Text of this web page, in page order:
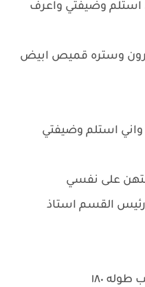
استلم وضيفتي واعرف
وستره قميص ابيض
استلم وضيفتي
على نفسي
القسم استاذ